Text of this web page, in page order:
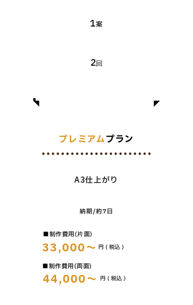
​1案
​2回
プレミアムプラン
A3仕上がり
​納期/約7日
​■制作費用(片面)
33,000～ ​円 ( 税込 )
​■制作費用(両面)
44,000～ ​円 ( 税込 )